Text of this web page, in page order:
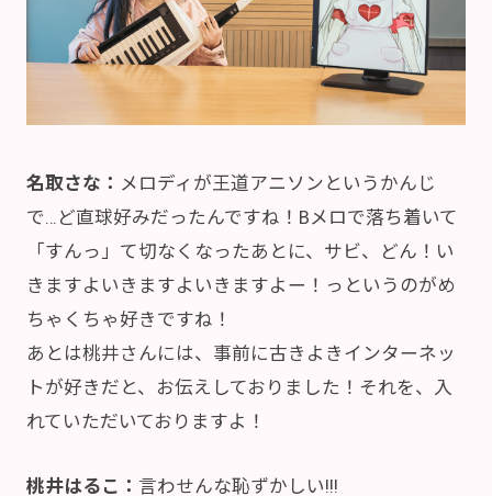
名取さな： メロディが王道アニソンというかんじ
で…ど直球好みだったんですね！Bメロで落ち着いて
「すんっ」て切なくなったあとに、サビ、どん！い
きますよいきますよいきますよー！っというのがめ
ちゃくちゃ好きですね！
あとは桃井さんには、事前に古きよきインターネッ
トが好きだと、お伝えしておりました！それを、入
れていただいておりますよ！
桃井はるこ： 言わせんな恥ずかしい!!!